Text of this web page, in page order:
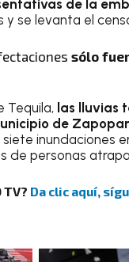
de la
se levanta el
sólo
Tequila, las lluvias
de
inundaciones
de personas
TV? Da clic aquí,